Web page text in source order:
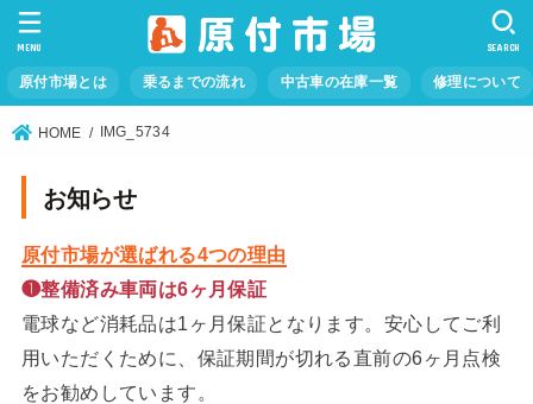
原付市場とは 乗るまでの流れ 中古車の在庫一覧 修理について
SEARCH
MENU
HOME IMG_5734
お知らせ
原付市場が選ばれる4つの理由
❶整備済み車両は6ヶ月保証
電球など消耗品は1ヶ月保証となります。安心してご利
用いただくために、保証期間が切れる直前の6ヶ月点検
をお勧めしています。